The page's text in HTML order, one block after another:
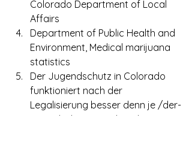
Colorado Department of Local
Affairs
Department of Public Health and
Environment, Medical marijuana
statistics
Der Jugendschutz in Colorado
funktioniert nach der
Legalisierung besser denn je /der-
jugendschutz-in-colorado-